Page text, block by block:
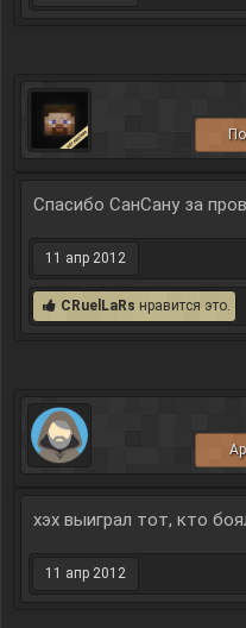
Спасибо СанСану за
11 апр 2012
CRuelLaRs нравится это.
хэх выиграл тот, кто
11 апр 2012